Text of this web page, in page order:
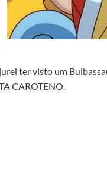
jurei ter visto um
CAROTENO.